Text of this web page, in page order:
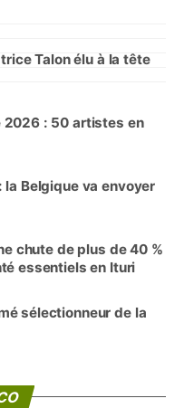
Talon élu à la tête
2026 : 50 artistes en
la Belgique va envoyer
chute de plus de 40 %
essentiels en Ituri
sélectionneur de la